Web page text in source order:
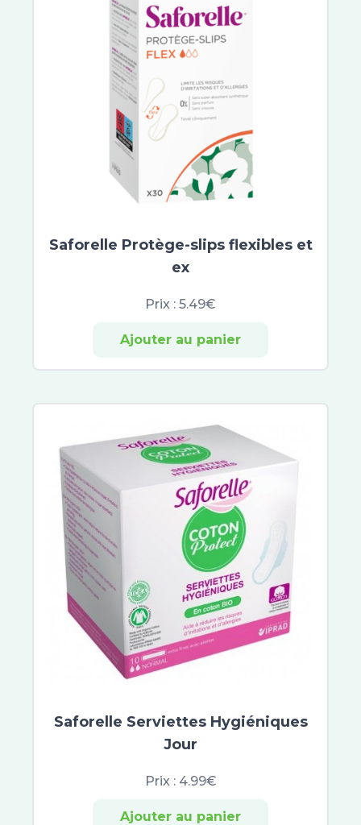
Saforelle Protège-slips flexibles et
ex
Prix : 5.49€
Ajouter au panier
Saforelle Serviettes Hygiéniques
Jour
Prix : 4.99€
Ajouter au panier